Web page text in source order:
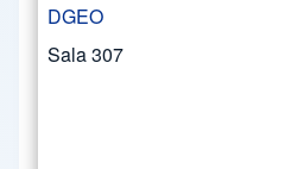
DGEO
Sala 307